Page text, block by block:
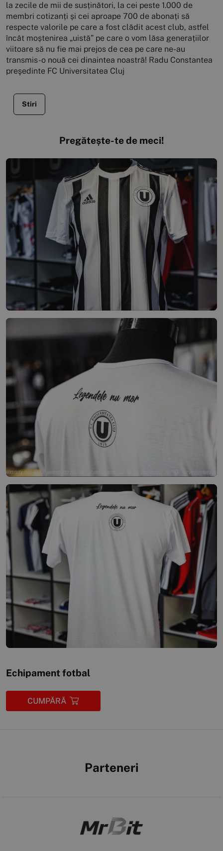
la zecile de mii de susținători, la cei peste 1.000 de
membri cotizanți și cei aproape 700 de abonați să
respecte valorile pe care a fost clădit acest club, astfel
încât moștenirea „uistă” pe care o vom lăsa generațiilor
viitoare să nu fie mai prejos de cea pe care ne-au
transmis-o nouă cei dinaintea noastră! Radu Constantea
preşedinte FC Universitatea Cluj
Stiri
Pregătește-te de meci!
Echipament fotbal
CUMPĂRĂ
Parteneri